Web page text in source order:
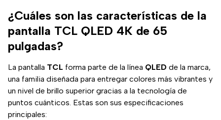
¿Cuáles son las características de la
pantalla TCL QLED 4K de 65
pulgadas?
La pantalla TCL forma parte de la línea QLED de la marca,
una familia diseñada para entregar colores más vibrantes y
un nivel de brillo superior gracias a la tecnología de
puntos cuánticos. Estas son sus especificaciones
principales: